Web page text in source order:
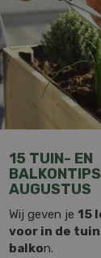
15 TUIN- EN
AUGUSTUS
Wij geven je15
voor in de
balkon.